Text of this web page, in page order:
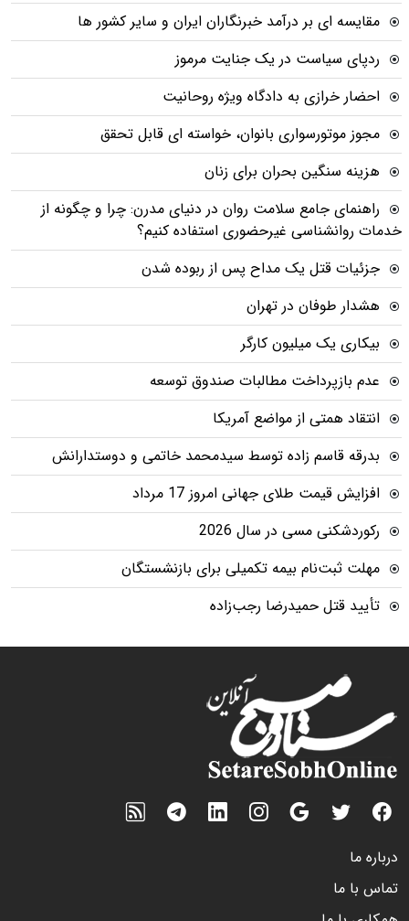
مقایسه ای بر درآمد خبرنگاران ایران و سایر کشور ها
ردپای سیاست در یک جنایت مرموز
احضار خرازی به دادگاه ویژه روحانیت
مجوز موتورسواری بانوان، خواسته ای قابل تحقق
هزینه سنگین بحران برای زنان
راهنمای جامع سلامت روان در دنیای مدرن: چرا و چگونه از
خدمات روانشناسی غیرحضوری استفاده کنیم؟
جزئیات قتل یک مداح پس از ربوده شدن
هشدار طوفان در تهران
بیکاری یک میلیون کارگر
عدم بازپرداخت مطالبات صندوق توسعه
انتقاد همتی از مواضع آمریکا
بدرقه قاسم زاده توسط سیدمحمد خاتمی و دوستدارانش
افزایش قیمت طلای جهانی امروز 17 مرداد
رکوردشکنی مسی در سال 2026
مهلت ثبت‌نام بیمه تکمیلی برای بازنشستگان
تأیید قتل حمیدرضا رجب‌زاده
درباره ما
تماس با ما